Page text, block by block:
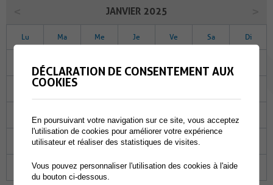
JANVIER 2025
Lu Ma Me Je Ve Sa Di
07
16 17
21 22 23 24
28 29 30 31 01
DÉCLARATION DE CONSENTEMENT AUX
COOKIES
En poursuivant votre navigation sur ce site, vous acceptez
l'utilisation de cookies pour améliorer votre expérience
utilisateur et réaliser des statistiques de visites.
Vous pouvez personnaliser l'utilisation des cookies à l'aide
du bouton ci-dessous.